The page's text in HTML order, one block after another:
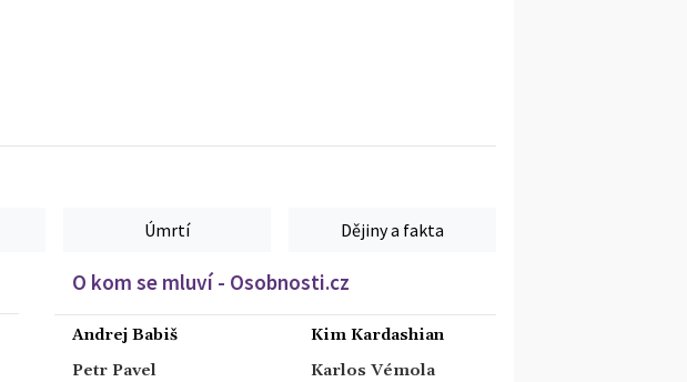
Úmrtí Dějiny a fakta
O kom se mluví - Osobnosti.cz
Andrej Babiš
Petr Pavel
Kim Kardashian
Karlos Vémola